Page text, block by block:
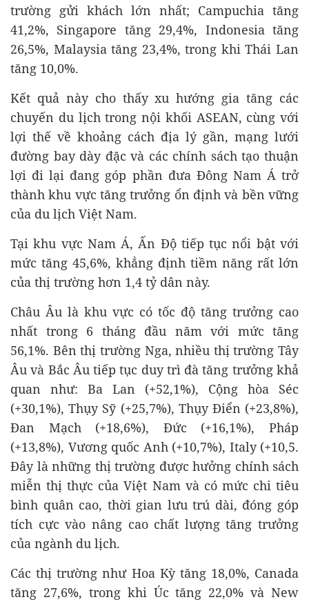
trường gửi khách lớn nhất; Campuchia tăng
41,2%, Singapore tăng 29,4%, Indonesia tăng
26,5%, Malaysia tăng 23,4%, trong khi Thái Lan
tăng 10,0%.
Kết quả này cho thấy xu hướng gia tăng các
chuyến du lịch trong nội khối ASEAN, cùng với
lợi thế về khoảng cách địa lý gần, mạng lưới
đường bay dày đặc và các chính sách tạo thuận
lợi đi lại đang góp phần đưa Đông Nam Á trở
thành khu vực tăng trưởng ổn định và bền vững
của du lịch Việt Nam.
Tại khu vực Nam Á, Ấn Độ tiếp tục nổi bật với
mức tăng 45,6%, khẳng định tiềm năng rất lớn
của thị trường hơn 1,4 tỷ dân này.
Châu Âu là khu vực có tốc độ tăng trưởng cao
nhất trong 6 tháng đầu năm với mức tăng
56,1%. Bên thị trường Nga, nhiều thị trường Tây
Âu và Bắc Âu tiếp tục duy trì đà tăng trưởng khả
quan như: Ba Lan (+52,1%), Cộng hòa Séc
(+30,1%), Thụy Sỹ (+25,7%), Thụy Điển (+23,8%),
Đan Mạch (+18,6%), Đức (+16,1%), Pháp
(+13,8%), Vương quốc Anh (+10,7%), Italy (+10,5.
Đây là những thị trường được hưởng chính sách
miễn thị thực của Việt Nam và có mức chi tiêu
bình quân cao, thời gian lưu trú dài, đóng góp
tích cực vào nâng cao chất lượng tăng trưởng
của ngành du lịch.
Các thị trường như Hoa Kỳ tăng 18,0%, Canada
tăng 27,6%, trong khi Úc tăng 22,0% và New